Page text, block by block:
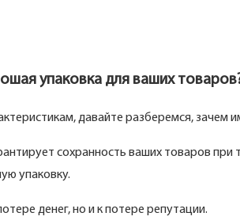
упаковка для ваших
давайте разберемся, зачем
сохранность ваших товаров
упаковку.
денег, но и к потере репутации.